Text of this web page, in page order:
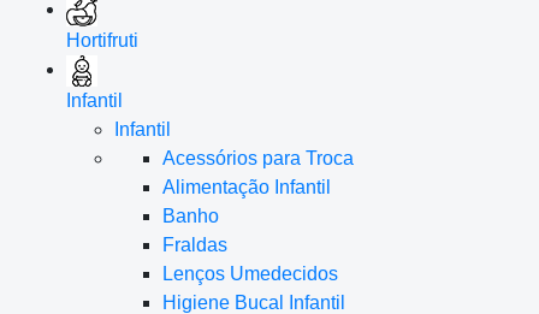
Hortifruti
Infantil
Infantil
Acessórios para Troca
Alimentação Infantil
Banho
Fraldas
Lenços Umedecidos
Higiene Bucal Infantil